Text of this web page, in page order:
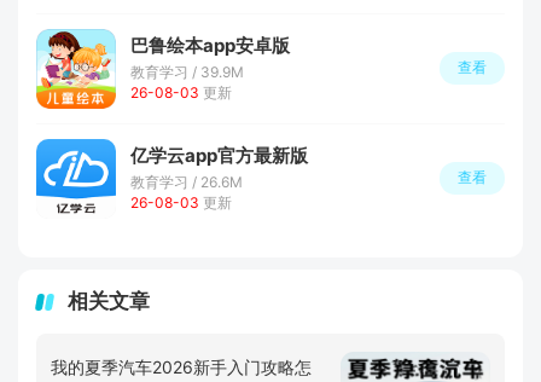
巴鲁绘本app安卓版
教育学习 / 39.9M
26-08-03 更新
查看
亿学云app官方最新版
教育学习 / 26.6M
26-08-03 更新
查看
相关文章
我的夏季汽车2026新手入门攻略怎